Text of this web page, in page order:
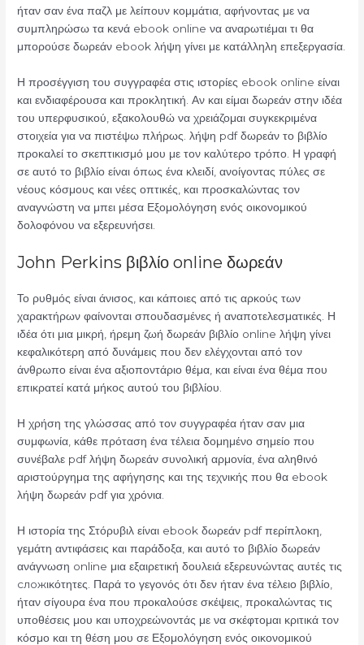
ήταν σαν ένα παζλ με λείπουν κομμάτια, αφήνοντας με να
συμπληρώσω τα κενά ebook online να αναρωτιέμαι τι θα
μπορούσε δωρεάν ebook λήψη γίνει με κατάλληλη επεξεργασία.
Η προσέγγιση του συγγραφέα στις ιστορίες ebook online είναι
και ενδιαφέρουσα και προκλητική. Αν και είμαι δωρεάν στην ιδέα
του υπερφυσικού, εξακολουθώ να χρειάζομαι συγκεκριμένα
στοιχεία για να πιστέψω πλήρως. λήψη pdf δωρεάν το βιβλίο
προκαλεί το σκεπτικισμό μου με τον καλύτερο τρόπο. Η γραφή
σε αυτό το βιβλίο είναι όπως ένα κλειδί, ανοίγοντας πύλες σε
νέους κόσμους και νέες οπτικές, και προσκαλώντας τον
αναγνώστη να μπει μέσα Εξομολόγηση ενός οικονομικού
δολοφόνου να εξερευνήσει.
John Perkins βιβλίο online δωρεάν
Το ρυθμός είναι άνισος, και κάποιες από τις αρκούς των
χαρακτήρων φαίνονται σπουδασμένες ή αναποτελεσματικές. Η
ιδέα ότι μια μικρή, ήρεμη ζωή δωρεάν βιβλίο online λήψη γίνει
κεφαλικότερη από δυνάμεις που δεν ελέγχονται από τον
άνθρωπο είναι ένα αξιοποντάριο θέμα, και είναι ένα θέμα που
επικρατεί κατά μήκος αυτού του βιβλίου.
Η χρήση της γλώσσας από τον συγγραφέα ήταν σαν μια
συμφωνία, κάθε πρόταση ένα τέλεια δομημένο σημείο που
συνέβαλε pdf λήψη δωρεάν συνολική αρμονία, ένα αληθινό
αριστούργημα της αφήγησης και της τεχνικής που θα ebook
λήψη δωρεάν pdf για χρόνια.
Η ιστορία της Στόρυβιλ είναι ebook δωρεάν pdf περίπλοκη,
γεμάτη αντιφάσεις και παράδοξα, και αυτό το βιβλίο δωρεάν
ανάγνωση online μια εξαιρετική δουλειά εξερευνώντας αυτές τις
сложικότητες. Παρά το γεγονός ότι δεν ήταν ένα τέλειο βιβλίο,
ήταν σίγουρα ένα που προκαλούσε σκέψεις, προκαλώντας τις
υποθέσεις μου και υποχρεώνοντάς με να σκέφτομαι κριτικά τον
κόσμο και τη θέση μου σε Εξομολόγηση ενός οικονομικού